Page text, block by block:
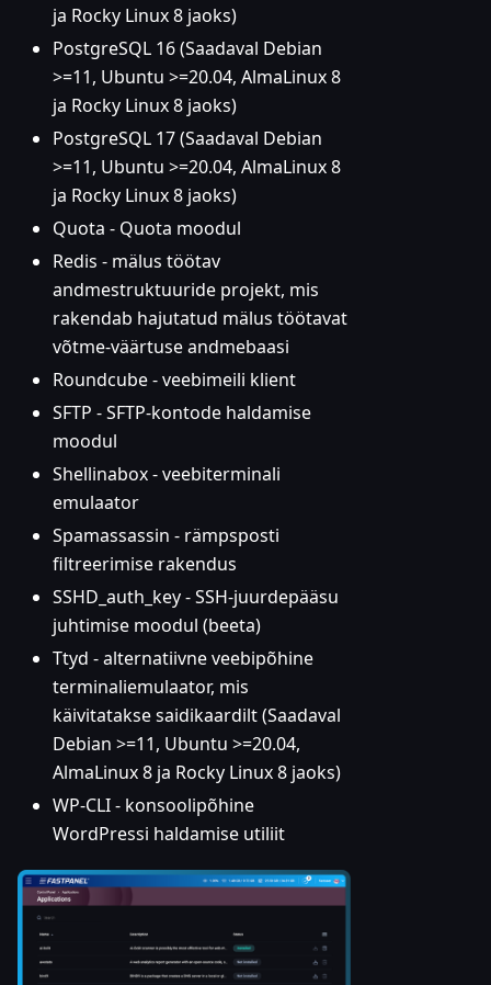
ja Rocky Linux 8 jaoks)
PostgreSQL 16 (Saadaval Debian
>=11, Ubuntu >=20.04, AlmaLinux 8
ja Rocky Linux 8 jaoks)
PostgreSQL 17 (Saadaval Debian
>=11, Ubuntu >=20.04, AlmaLinux 8
ja Rocky Linux 8 jaoks)
Quota - Quota moodul
Redis - mälus töötav
andmestruktuuride projekt, mis
rakendab hajutatud mälus töötavat
võtme-väärtuse andmebaasi
Roundcube - veebimeili klient
SFTP - SFTP-kontode haldamise
moodul
Shellinabox - veebiterminali
emulaator
Spamassassin - rämpsposti
filtreerimise rakendus
SSHD_auth_key - SSH-juurdepääsu
juhtimise moodul (beeta)
Ttyd - alternatiivne veebipõhine
terminaliemulaator, mis
käivitatakse saidikaardilt (Saadaval
Debian >=11, Ubuntu >=20.04,
AlmaLinux 8 ja Rocky Linux 8 jaoks)
WP-CLI - konsoolipõhine
WordPressi haldamise utiliit